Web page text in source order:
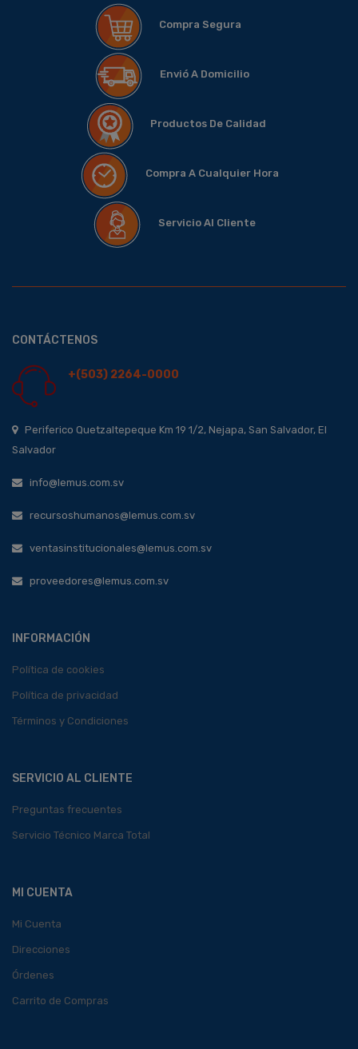
Compra Segura
Envió A Domicilio
Productos De Calidad
Compra A Cualquier Hora
Servicio Al Cliente
CONTÁCTENOS
+(503) 2264-0000
Periferico Quetzaltepeque Km 19 1/2, Nejapa, San Salvador, El
Salvador
info@lemus.com.sv
recursoshumanos@lemus.com.sv
ventasinstitucionales@lemus.com.sv
proveedores@lemus.com.sv
INFORMACIÓN
Política de cookies
Política de privacidad
Términos y Condiciones
SERVICIO AL CLIENTE
Preguntas frecuentes
Servicio Técnico Marca Total
MI CUENTA
Mi Cuenta
Direcciones
Órdenes
Carrito de Compras